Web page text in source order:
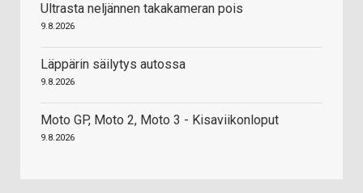
Ultrasta neljännen takakameran pois
9.8.2026
Läppärin säilytys autossa
9.8.2026
Moto GP, Moto 2, Moto 3 - Kisaviikonloput
9.8.2026